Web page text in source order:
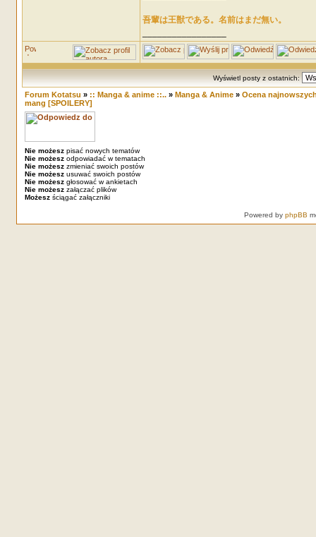
吾輩は王獣である。名前はまだ無い。
Wyświetl posty z ostatnich:
Forum Kotatsu » :: Manga & anime ::..» Manga & Anime» Ocena
mang [SPOILERY]
Nie możeszpisać nowych tematów
Nie możeszodpowiadać w tematach
Nie możeszzmieniać swoich postów
Nie możeszusuwać swoich postów
Nie możeszgłosować w ankietach
Nie możeszzałączać plików
Możeszściągać załączniki
Powered by phpBB